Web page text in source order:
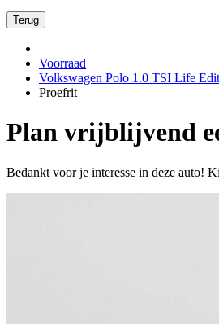
Terug
Voorraad
Volkswagen Polo 1.0 TSI Life
Proefrit
Plan vrijblijvend
Bedankt voor je interesse in deze auto!